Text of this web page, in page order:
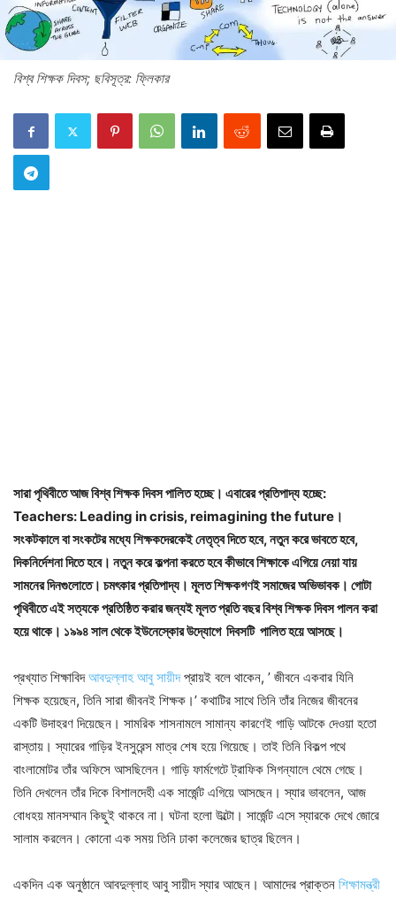
বিশ্ব শিক্ষক দিবস; ছবিসূত্র: ফ্লিকার
সারা পৃথিবীতে আজ বিশ্ব শিক্ষক দিবস পালিত হচ্ছে। এবারের প্রতিপাদ্য হচ্ছে:
Teachers: Leading in crisis, reimagining the future।
সংকটকালে বা সংকটের মধ্যে শিক্ষকদেরকেই নেতৃত্ব দিতে হবে, নতুন করে ভাবতে হবে,
দিকনির্দেশনা দিতে হবে। নতুন করে কল্পনা করতে হবে কীভাবে শিক্ষাকে এগিয়ে নেয়া যায়
সামনের দিনগুলোতে। চমৎকার প্রতিপাদ্য। মূলত শিক্ষকগণই সমাজের অভিভাবক। গোটা
পৃথিবীতে এই সত্যকে প্রতিষ্ঠিত করার জন্যই মূলত প্রতি বছর বিশ্ব শিক্ষক দিবস পালন করা
হয়ে থাকে। ১৯৯৪ সাল থেকে ইউনেস্কোর উদ্যোগে দিবসটি পালিত হয়ে আসছে।
প্রখ্যাত শিক্ষাবিদআবদুল্লাহ আবু সায়ীদপ্রায়ই বলে থাকেন, ’ জীবনে একবার যিনি
শিক্ষক হয়েছেন, তিনি সারা জীবনই শিক্ষক।’ কথাটির সাথে তিনি তাঁর নিজের জীবনের
একটি উদাহরণ দিয়েছেন। সামরিক শাসনামলে সামান্য কারণেই গাড়ি আটকে দেওয়া হতো
রাস্তায়। স্যারের গাড়ির ইনসুরেন্স মাত্র শেষ হয়ে গিয়েছে। তাই তিনি বিকল্প পথে
বাংলামোটর তাঁর অফিসে আসছিলেন। গাড়ি ফার্মগেটে ট্রাফিক সিগন্যালে থেমে গেছে।
তিনি দেখলেন তাঁর দিকে বিশালদেহী এক সার্জেন্ট এগিয়ে আসছেন। স্যার ভাবলেন, আজ
বোধহয় মানসম্মান কিছুই থাকবে না। ঘটনা হলো উল্টো। সার্জেন্ট এসে স্যারকে দেখে জোরে
সালাম করলেন। কোনো এক সময় তিনি ঢাকা কলেজের ছাত্র ছিলেন।
একদিন এক অনুষ্ঠানে আবদুল্লাহ আবু সায়ীদ স্যার আছেন। আমাদের প্রাক্তন শিক্ষামন্ত্রী